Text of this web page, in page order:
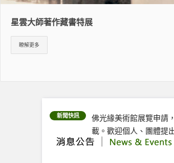
星雲大師著作藏書特展
瞭解更多
新聞快訊
佛光緣美術館展覽申請
載。歡迎個人、團體提